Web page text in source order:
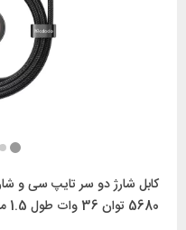
5680 توان 36 وات طول 1.5 متر